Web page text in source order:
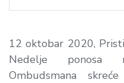
12 oktobar 2020,
Nedelje ponosa
Ombudsmana